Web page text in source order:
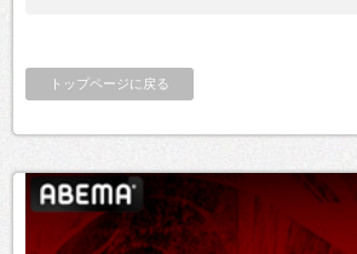
トップページに戻る